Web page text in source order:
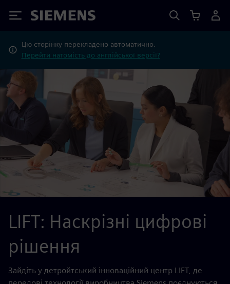
Siemens
Цю сторінку перекладено автоматично.
Перейти натомість до англійської версії?
LIFT: Наскрізні цифрові
рішення
Зайдіть у детройтський інноваційний центр LIFT, де